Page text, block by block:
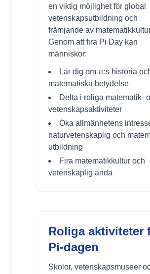
en viktig möjlighet för global
vetenskapsutbildning och
främjande av
Genom att fira Pi Day kan
människor:
Lär dig om π:s historia
matematiska betydelse
Delta i roliga matematik-
vetenskapsaktiviteter
Öka allmänhetens
naturvetenskaplig och
utbildning
Fira matematikkultur och
vetenskaplig anda
Roliga aktiviteter
Pi-dagen
Skolor, vetenskapsmuseer